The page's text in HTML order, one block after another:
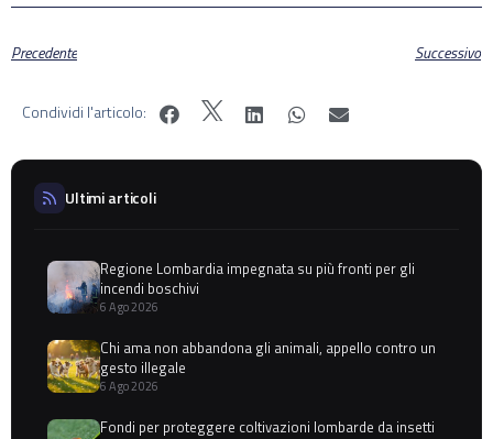
Precedente Successivo
Condividi l'articolo:
Ultimi articoli
Regione Lombardia impegnata su più fronti per gli
incendi boschivi
6 Ago 2026
Chi ama non abbandona gli animali, appello contro un
gesto illegale
6 Ago 2026
Fondi per proteggere coltivazioni lombarde da insetti